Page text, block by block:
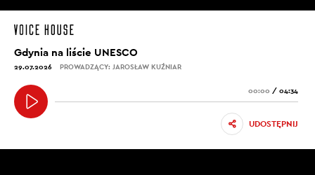
Gdynia na liście UNESCO
29.07.2026 PROWADZĄCY: JAROSŁAW KUŹNIAR
00:00 / 04:34
UDOSTĘPNIJ